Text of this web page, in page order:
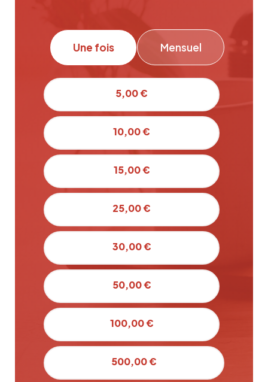
Une fois Mensuel
5,00 €
10,00 €
15,00 €
25,00 €
30,00 €
50,00 €
100,00 €
500,00 €